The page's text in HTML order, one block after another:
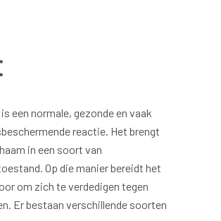
een normale, gezonde en vaak
reactie. Het brengt
in een soort van
Op die manier bereidt het
om zich te verdedigen tegen
Er bestaan verschillende soorten